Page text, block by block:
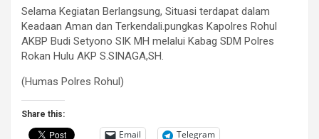
Selama Kegiatan Berlangsung, Situasi terdapat dalam
Keadaan Aman dan Terkendali.pungkas Kapolres Rohul
AKBP Budi Setyono SIK MH melalui Kabag SDM Polres
Rokan Hulu AKP S.SINAGA,SH.
(Humas Polres Rohul)
Share this:
Email
Telegram